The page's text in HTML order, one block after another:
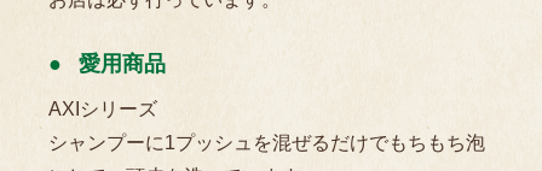
愛用商品
AXIシリーズ
シャンプーに1プッシュを混ぜるだけでもちもち泡